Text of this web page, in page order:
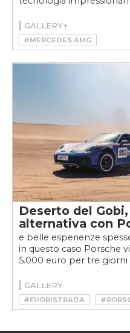
GALLERY+
#MERCEDES AMG
#MERCEDES-AMG CLA 45
Deserto del
alternativa con
e belle esperienze
in questo caso Porsche
5.000 euro per tre giorni
GALLERY
#FUORISTRADA